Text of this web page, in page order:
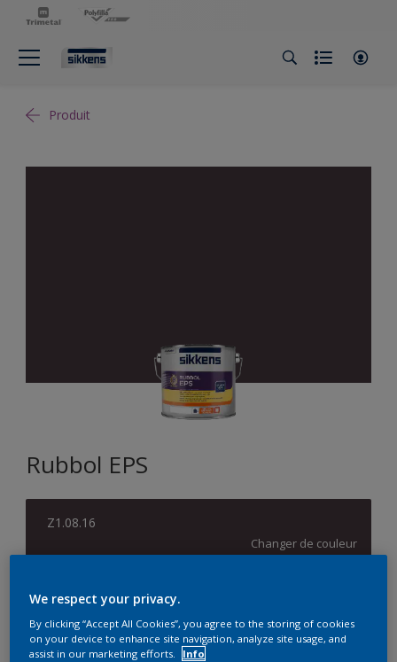
Produit
Rubbol EPS
Z1.08.16
Changer de couleur
Format
1L 5L
We respect your privacy.
By clicking “Accept All Cookies”, you agree to the storing of cookies
on your device to enhance site navigation, analyze site usage, and
assist in our marketing efforts.
Info